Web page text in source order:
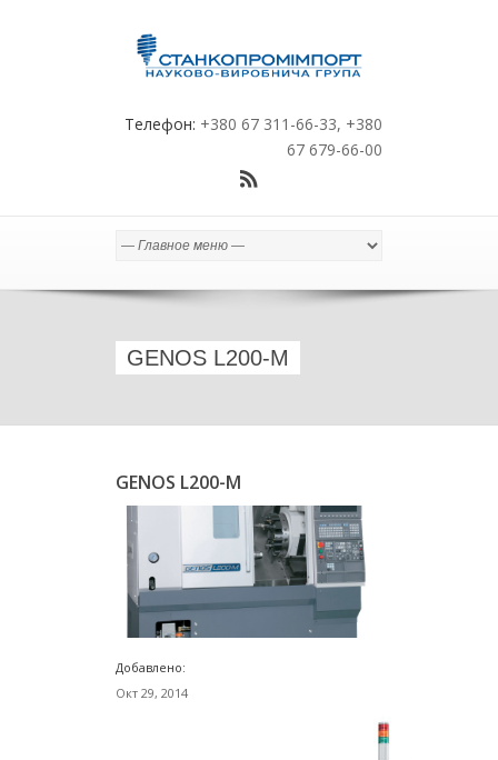
Телефон: +380 67 311-66-33, +380
67 679-66-00
GENOS L200-M
GENOS L200-M
Добавлено:
Окт 29, 2014